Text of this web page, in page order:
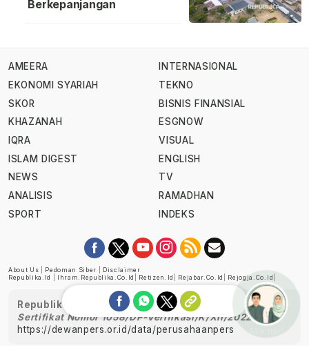
Berkepanjangan
AMEERA
EKONOMI SYARIAH
SKOR
KHAZANAH
IQRA
ISLAM DIGEST
NEWS
ANALISIS
SPORT
INTERNASIONAL
TEKNO
BISNIS FINANSIAL
ESGNOW
VISUAL
ENGLISH
TV
RAMADHAN
INDEKS
About Us Pedoman Siber
Disclaimer
Republika.id
Ihram.republika.co.id Retizen.id Rejabar.co.id Rejogja.co.id
Republika telah diverifikasi oleh Dewan Pers
Sertifikat Nomor 1058/DP-Verifikasi/K/XII/2022
https://dewanpers.or.id/data/perusahaanpers